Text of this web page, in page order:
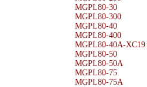
MGPL80-30
MGPL80-300
MGPL80-40
MGPL80-400
MGPL80-40A-XC19
MGPL80-50
MGPL80-50A
MGPL80-75
MGPL80-75A